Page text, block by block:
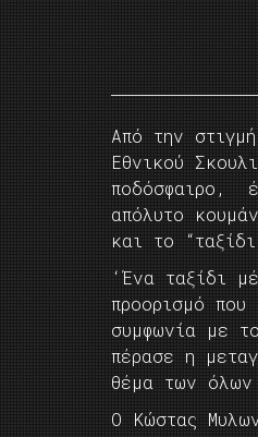
Από την
Εθνικού
ποδόσφαιρο,
απόλυτο
και το
‘Ένα ταξίδι
προορισμό
συμφωνία με
πέρασε η
θέμα των
Ο Κώστας